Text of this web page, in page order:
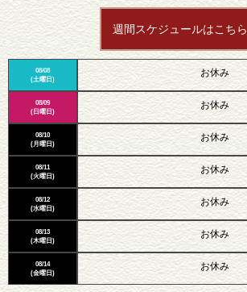
週間スケジュールはこちら
08/08
(土曜日)
08/09
(日曜日)
08/10
(月曜日)
08/11
(火曜日)
08/12
(水曜日)
08/13
(木曜日)
08/14
(金曜日)
お休み
お休み
お休み
お休み
お休み
お休み
お休み